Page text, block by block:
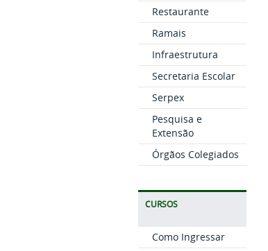
Restaurante
Ramais
Infraestrutura
Secretaria Escolar
Serpex
Pesquisa e
Extensão
Órgãos Colegiados
CURSOS
Como Ingressar